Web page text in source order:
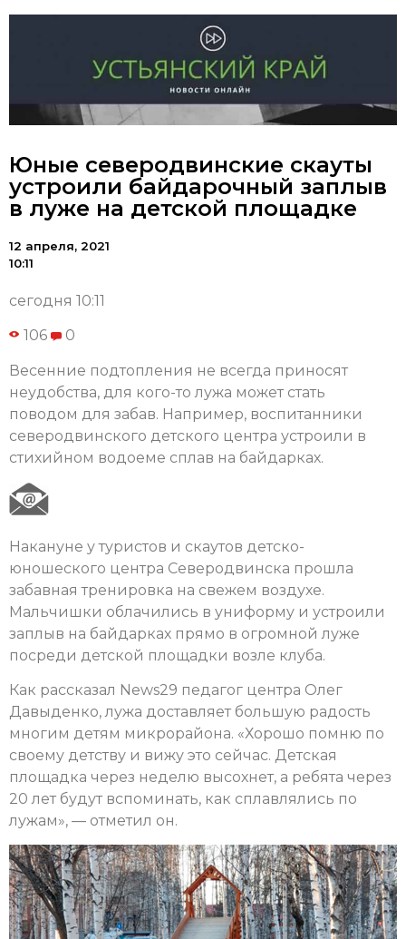
Юные северодвинские скауты
устроили байдарочный заплыв
в луже на детской площадке
12 апреля, 2021
10:11
сегодня 10:11
106 0
Весенние подтопления не всегда приносят
неудобства, для кого-то лужа может стать
поводом для забав. Например, воспитанники
северодвинского детского центра устроили в
стихийном водоеме сплав на байдарках.
Накануне у туристов и скаутов детско-
юношеского центра Северодвинска прошла
забавная тренировка на свежем воздухе.
Мальчишки облачились в униформу и устроили
заплыв на байдарках прямо в огромной луже
посреди детской площадки возле клуба.
Как рассказал News29 педагог центра Олег
Давыденко, лужа доставляет большую радость
многим детям микрорайона. «Хорошо помню по
своему детству и вижу это сейчас. Детская
площадка через неделю высохнет, а ребята через
20 лет будут вспоминать, как сплавлялись по
лужам», — отметил он.